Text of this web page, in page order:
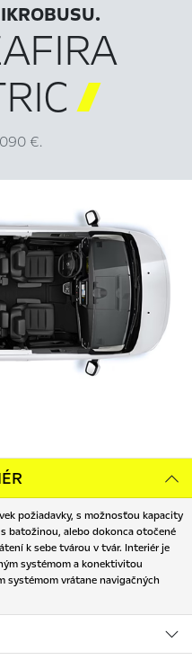

€.
požiadavky, s možnosťou kapacity
batožinou, alebo dokonca otočené
k sebe tvárou v tvár. Interiér je
systémom a konektivitou
systémom vrátane navigačných